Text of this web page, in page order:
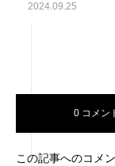
2024.09.25
0 コメン
この記事へのコメ